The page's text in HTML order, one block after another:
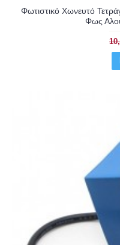
Φωτιστικό Χωνευτό
Φως